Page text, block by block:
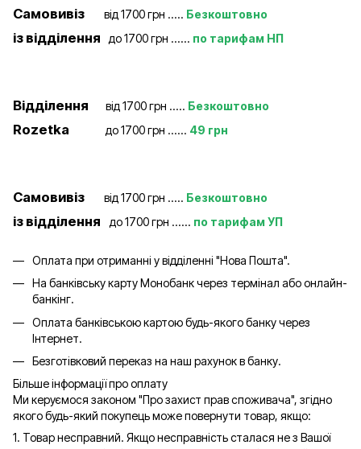
Самовивіз від 1700 грн ..... Безкоштовно
із відділення до 1700 грн ...... по тарифам НП
Відділення від 1700 грн ..... Безкоштовно
Rozetka до 1700 грн ...... 49 грн
Самовивіз від 1700 грн ..... Безкоштовно
із відділення до 1700 грн ...... по тарифам УП
Оплата при отриманні у відділенні "Нова Пошта".
На банківську карту Монобанк через термінал або онлайн-
банкінг.
Оплата банківською картою будь-якого банку через
Інтернет.
Безготівковий переказ на наш рахунок в банку.
Більше інформації про оплату
Ми керуємося законом "Про захист прав споживача", згідно
якого будь-який покупець може повернути товар, якщо:
1. Товар несправний. Якщо несправність сталася не з Вашої